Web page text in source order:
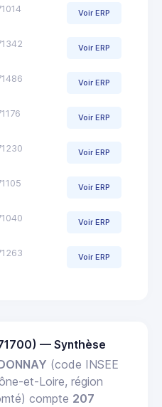
Voir ERP
Voir ERP
Voir ERP
Voir ERP
Voir ERP
Voir ERP
Voir ERP
Voir ERP
— Synthèse
(code INSEE
et-Loire, région
compte 207